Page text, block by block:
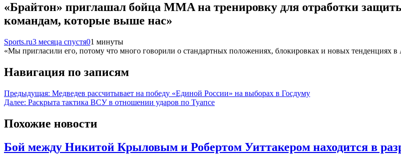
«Брайтон» приглашал бойца MMA на тренировку для отработки
командам, которые выше нас»
Sports.ru3 месяца спустя01 минуты
«Мы пригласили его, потому что много говорили о стандартных положениях, блокировках и новых тенденциях
Навигация по записям
Предыдущая: Медведев рассчитывает на победу «Единой России» на выборах в Госдуму
Далее: Раскрыта тактика ВСУ в отношении ударов по Туапсе
Похожие новости
Бой между Никитой Крыловым и Робертом Уиттакером находится в